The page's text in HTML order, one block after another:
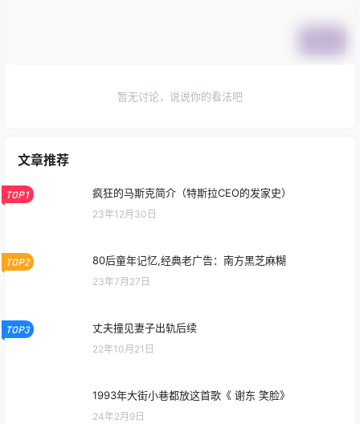
暂无讨论，说说你的看法吧
文章推荐
TOP1 疯狂的马斯克简介（特斯拉CEO的发家史）
23年12月30日
TOP2 80后童年记忆,经典老广告：南方黑芝麻糊
23年7月27日
TOP3 丈夫撞见妻子出轨后续
22年10月21日
1993年大街小巷都放这首歌《 谢东 笑脸》
24年2月9日